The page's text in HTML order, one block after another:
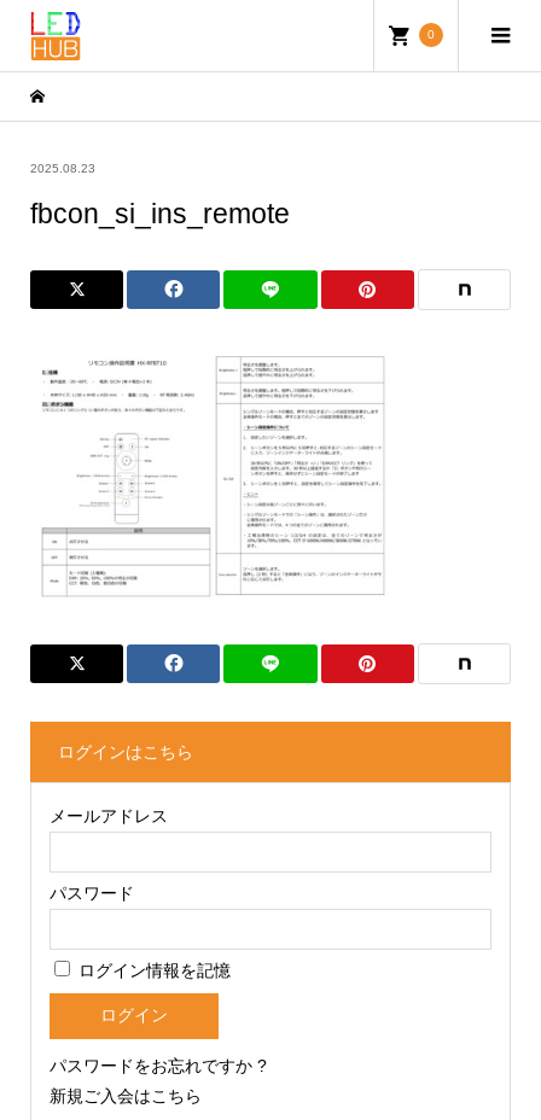
0
2025.08.23
fbcon_si_ins_remote
ログインはこちら
メールアドレス
パスワード
ログイン情報を記憶
パスワードをお忘れですか ?
新規ご入会はこちら